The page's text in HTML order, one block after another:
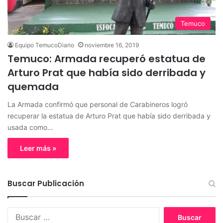
Temuco
Equipo TemucoDiario noviembre 16, 2019
Temuco: Armada recuperó estatua de
Arturo Prat que había sido derribada y
quemada
La Armada confirmó que personal de Carabineros logró
recuperar la estatua de Arturo Prat que había sido derribada y
usada como…
Leer más »
Buscar Publicación